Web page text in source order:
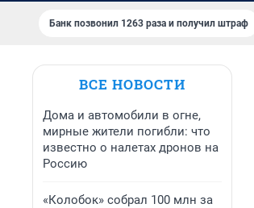
Банк позвонил 1263 раза и получил штраф
ВСЕ НОВОСТИ
Дома и автомобили в огне,
мирные жители погибли: что
известно о налетах дронов на
Россию
«Колобок» собрал 100 млн за